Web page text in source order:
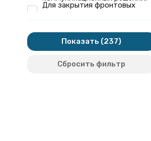
Для закрытия фронтовых
посторонних запахов из труб
ливневой канализации в
Для защиты от проникновения
Показать
Сбросить фильтр